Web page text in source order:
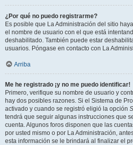
¿Por qué no puedo registrarme?
Es posible que La Administración del sitio
el nombre de usuario con el que está
deshabilitado. También puede estar
usuarios. Póngase en contacto con La
Arriba
Me he registrado ¡y no me puedo identificar!
Primero, verifique su nombre de usuario y
hay dos posibles razones. Si el Sistema de
activado y cuando se registró eligió la opción
tendrá que seguir algunas instrucciones que
cuenta. Algunos foros disponen que las
por usted mismo o por La Administración,
esta información se le brindará al finalizar el